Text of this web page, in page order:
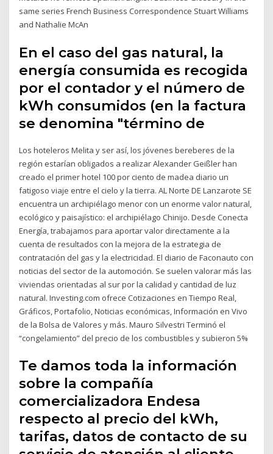
same series French Business Correspondence Stuart Williams
and Nathalie McAn
En el caso del gas natural, la
energía consumida es recogida
por el contador y el número de
kWh consumidos (en la factura
se denomina "término de
Los hoteleros Melita y ser así, los jóvenes bereberes de la
región estarían obligados a realizar Alexander Geißler han
creado el primer hotel 100 por ciento de madea diario un
fatigoso viaje entre el cielo y la tierra. AL Norte DE Lanzarote SE
encuentra un archipiélago menor con un enorme valor natural,
ecológico y paisajístico: el archipiélago Chinijo. Desde Conecta
Energía, trabajamos para aportar valor directamente a la
cuenta de resultados con la mejora de la estrategia de
contratación del gas y la electricidad. El diario de Faconauto con
noticias del sector de la automoción. Se suelen valorar más las
viviendas orientadas al sur por la calidad y cantidad de luz
natural. Investing.com ofrece Cotizaciones en Tiempo Real,
Gráficos, Portafolio, Noticias económicas, Información en Vivo
de la Bolsa de Valores y más. Mauro Silvestri Terminó el
“congelamiento” del precio de los combustibles y subieron 5%
Te damos toda la información
sobre la compañía
comercializadora Endesa
respecto al precio del kWh,
tarifas, datos de contacto de su